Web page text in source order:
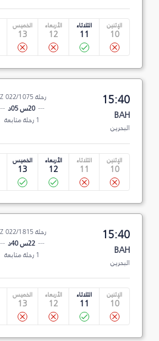
الإثنين
10
الثلاثاء
11
الأربعاء
12
الخميس
13
15:40
BAH
البحرين
رحلة FZ 022/1075
20س 05د
1 رحلة متابعة
الإثنين
10
الثلاثاء
11
الأربعاء
12
الخميس
13
15:40
BAH
البحرين
رحلة FZ 022/1815
22س 40د
1 رحلة متابعة
الإثنين
10
الثلاثاء
11
الأربعاء
12
الخميس
13